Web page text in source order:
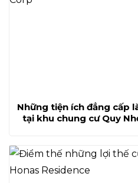
Những tiện ích đẳng cấp
tại khu chung cư Quy